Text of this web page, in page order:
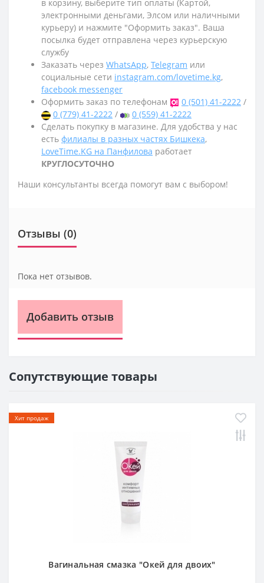
в корзину, выберите тип оплаты (Картой,
электронными деньгами, Элсом или наличными
курьеру) и нажмите "Оформить заказ". Ваша
посылка будет отправлена через курьерскую
службу
Заказать через WhatsApp, Telegram или
социальные сети instagram.com/lovetime.kg,
facebook messenger
Оформить заказ по телефонам
0 (501) 41-2222 /
0 (779) 41-2222 /
0 (559) 41-2222
Сделать покупку в магазине. Для удобства у нас
есть филиалы в разных частях Бишкека,
LoveTime.KG на Панфилова работает
КРУГЛОСУТОЧНО
Наши консультанты всегда помогут вам с выбором!
Отзывы (0)
Пока нет отзывов.
Добавить отзыв
Сопутствующие товары
Хит продаж
Вагинальная смазка "Окей для двоих"